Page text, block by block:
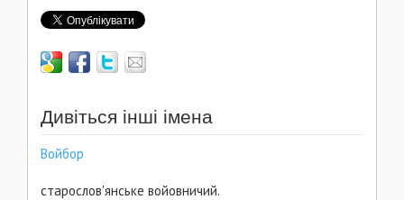
Дивіться інші імена
Войбор
старослов'янське войовничий.